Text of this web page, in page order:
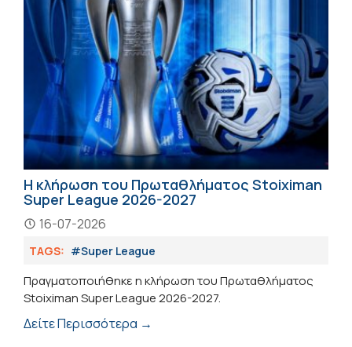
H κλήρωση του Πρωταθλήματος Stoiximan
Super League 2026-2027
16-07-2026
TAGS: #Super League
Πραγματοποιήθηκε η κλήρωση του Πρωταθλήματος
Stoiximan Super League 2026-2027.
Δείτε Περισσότερα →